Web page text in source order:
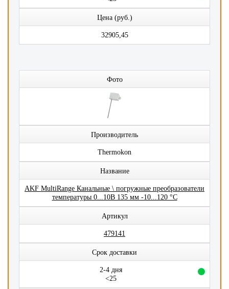
Цена (руб.)
32905,45
Фото
Производитель
Thermokon
Название
AKF MultiRange Канальные \ погружные преобразователи
температуры 0...10В 135 мм -10...120 °C
Артикул
479141
Срок доставки
2-4 дня
<25